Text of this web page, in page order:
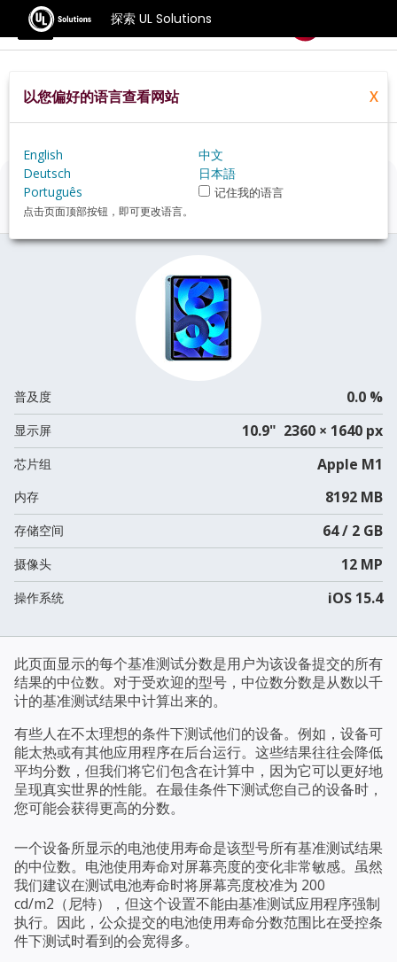
探索 UL Solutions
基准测试
Home Zh Hans Hardware
Apple+iPad+Air+%282022%29+review
Apple iPad Air (2022)评估
普及度 0.0 %
显示屏 10.9" 2360 × 1640 px
芯片组 Apple M1
内存 8192 MB
存储空间 64 / 2 GB
摄像头 12 MP
操作系统 iOS 15.4
此页面显示的每个基准测试分数是用户为该设备提交的所有
结果的中位数。对于受欢迎的型号，中位数分数是从数以千
计的基准测试结果中计算出来的。
有些人在不太理想的条件下测试他们的设备。例如，设备可
能太热或有其他应用程序在后台运行。这些结果往往会降低
平均分数，但我们将它们包含在计算中，因为它可以更好地
呈现真实世界的性能。在最佳条件下测试您自己的设备时，
您可能会获得更高的分数。
一个设备所显示的电池使用寿命是该型号所有基准测试结果
的中位数。电池使用寿命对屏幕亮度的变化非常敏感。虽然
我们建议在测试电池寿命时将屏幕亮度校准为 200
cd/m2（尼特），但这个设置不能由基准测试应用程序强制
执行。因此，公众提交的电池使用寿命分数范围比在受控条
件下测试时看到的会宽得多。
以您偏好的语言查看网站 X
English
中文
Deutsch
日本語
Português
记住我的语言
点击页面顶部按钮，即可更改语言。